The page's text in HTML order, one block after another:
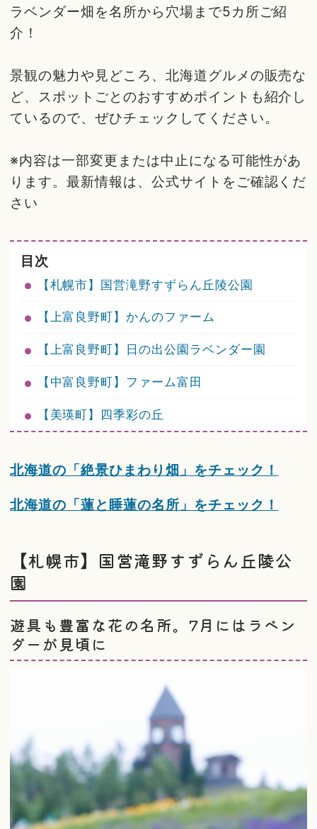
ラベンダー畑を名所から穴場まで5カ所ご紹
介！
景観の魅力や見どころ、北海道グルメの販売な
ど、スポットごとのおすすめポイントも紹介し
ているので、ぜひチェックしてください。
※内容は一部変更または中止になる可能性があ
ります。最新情報は、公式サイトをご確認くだ
さい
目次
【札幌市】国営滝野すずらん丘陵公園
【上富良野町】かんのファーム
【上富良野町】日の出公園ラベンダー園
【中富良野町】ファーム富田
【美瑛町】四季彩の丘
北海道の「絶景ひまわり畑」をチェック！
北海道の「蓮と睡蓮の名所」をチェック！
【札幌市】国営滝野すずらん丘陵公
園
遊具も豊富な花の名所。7月にはラベン
ダーが見頃に